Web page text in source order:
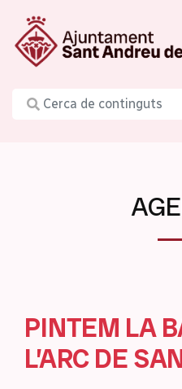
PINTEM LA
L’ARC DE